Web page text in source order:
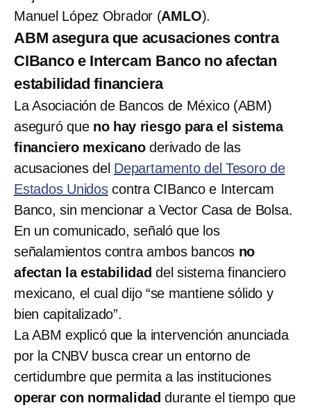
Manuel López Obrador (AMLO).
ABM asegura que acusaciones contra
CIBanco e Intercam Banco no afectan
estabilidad financiera
La Asociación de Bancos de México (ABM)
aseguró que no hay riesgo para el sistema
financiero mexicanoderivado de las
acusaciones del Departamento del Tesoro de
Estados Unidoscontra CIBanco e Intercam
Banco, sin mencionar a Vector Casa de Bolsa.
En un comunicado, señaló que los
señalamientos contra ambos bancos no
afectan la estabilidad del sistema financiero
mexicano, el cual dijo “se mantiene sólido y
bien capitalizado”.
La ABM explicó que la intervención anunciada
por la CNBV busca crear un entorno de
certidumbre que permita a las instituciones
operar con normalidad durante el tiempo que